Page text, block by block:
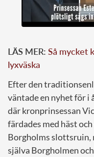
LÄS MER: Så mycket
lyxväska
Efter den
väntade en nyhet för i
där kronprinsessan
färdades med häst
Borgholms slottsruin,
själva Borgholmen